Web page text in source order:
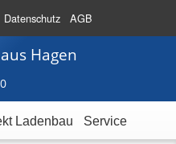
Datenschutz AGB
aus Hagen
Ladenbau Service